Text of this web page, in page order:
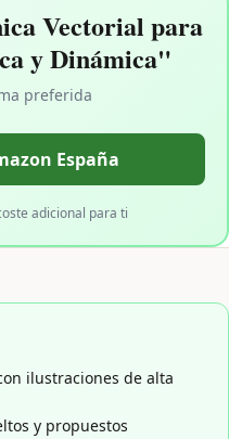
Vectorial para
y Dinámica"
preferida
España
adicional para ti
ilustraciones de alta
y propuestos